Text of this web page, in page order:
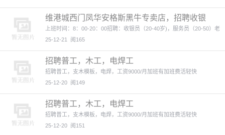
维港城西门凤华安格斯黑牛专卖店，招聘收银
员，服务员
上班时间：8：00-20：00招聘：收银员（20-40岁)，服务员（20-50）老
板
25-12-21 阅165
招聘普工，木工，电焊工
招聘普工，支木模板，电焊，工资9000/月加班有加班费活轻快
25-12-20 阅149
招聘普工，木工，电焊工
招聘普工，支木模板，电焊，工资9000/月加班有加班费活轻快
25-12-20 阅151